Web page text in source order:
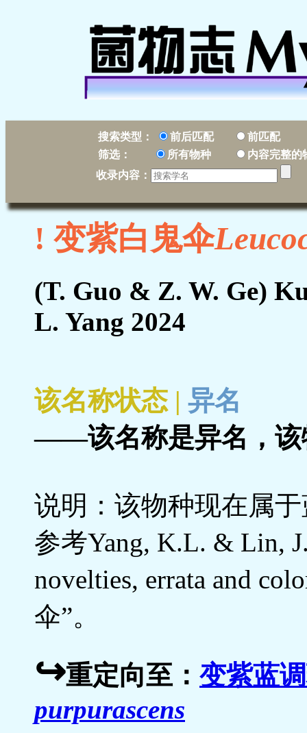
搜索类型： 前后匹配
前匹配
筛选：
所有物种
内容完整的
收录内容：
! 变紫白鬼伞
(T. Guo & Z. W. Ge)
L. Yang 2024
该名称状态 | 异名
——该名称是异名，该
说明：该物种现在属
参考Yang, K.L. & Lin,
novelties, errata and
伞”。
↪重定向至： 变紫蓝
purpurascens